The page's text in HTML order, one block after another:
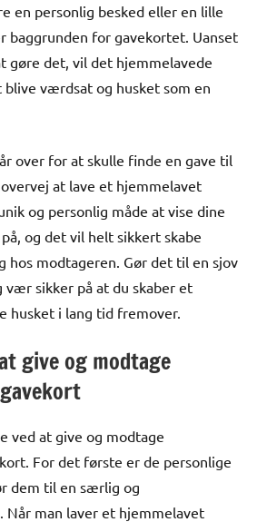
en personlig besked eller en lille
baggrunden for gavekortet. Uanset
gøre det, vil det hjemmelavede
værdsat og husket som en
over for at skulle finde en gave til
at lave et hjemmelavet
og personlig måde at vise dine
og det vil helt sikkert skabe
hos modtageren. Gør det til en sjov
vær sikker på at du skaber et
husket i lang tid fremover.
give og modtage
ved at give og modtage
For det første er de personlige
dem til en særlig og
Når man laver et hjemmelavet